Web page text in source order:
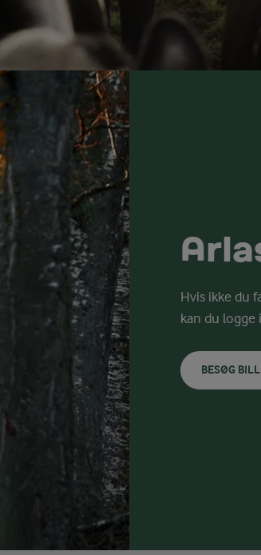
Hvis ikke du
kan du logge
BESØG